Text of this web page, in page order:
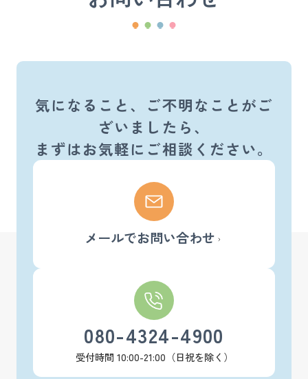
気になること、ご不明なことがご
ざいましたら、
まずはお気軽にご相談ください。
メールでお問い合わせ
080-4324-4900
受付時間 10:00-21:00（日祝を除く）